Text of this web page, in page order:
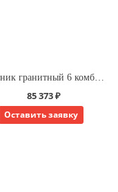
85 373 ₽
Оставить заявку